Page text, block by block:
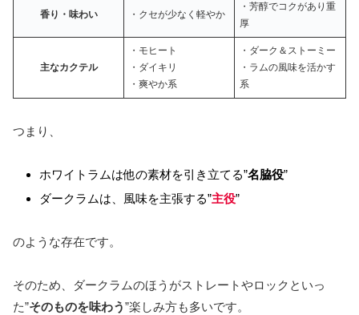
香り・味わい ・クセが少なく軽やか
・芳醇でコクがあり重
厚
主なカクテル
・モヒート
・ダイキリ
・爽やか系
・ダーク＆ストーミー
・ラムの風味を活かす
系
つまり、
ホワイトラムは他の素材を引き立てる”名脇役”
ダークラムは、風味を主張する”主役”
のような存在です。
そのため、ダークラムのほうがストレートやロックといっ
た”そのものを味わう”楽しみ方も多いです。